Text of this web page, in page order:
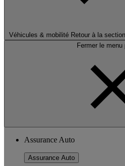
Véhicules & mobilité Retour à la
Fermer le menu
Assurance Auto
Assurance Auto